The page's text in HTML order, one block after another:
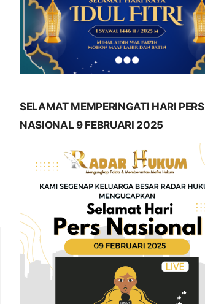
SELAMAT MEMPERINGATI HARI PERS
NASIONAL 9 FEBRUARI 2025